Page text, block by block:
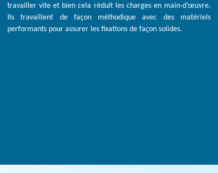
travailler vite et bien cela réduit les charges en main-d’œuvre.
Ils travaillent de façon méthodique avec des matériels
performants pour assurer les fixations de façon solides.